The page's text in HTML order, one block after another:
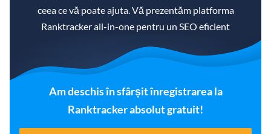
ceea ce vă poate ajuta. Vă prezentăm platforma
Ranktracker all-in-one pentru un SEO eficient
Am deschis în sfârșit înregistrarea la
Ranktracker absolut gratuit!